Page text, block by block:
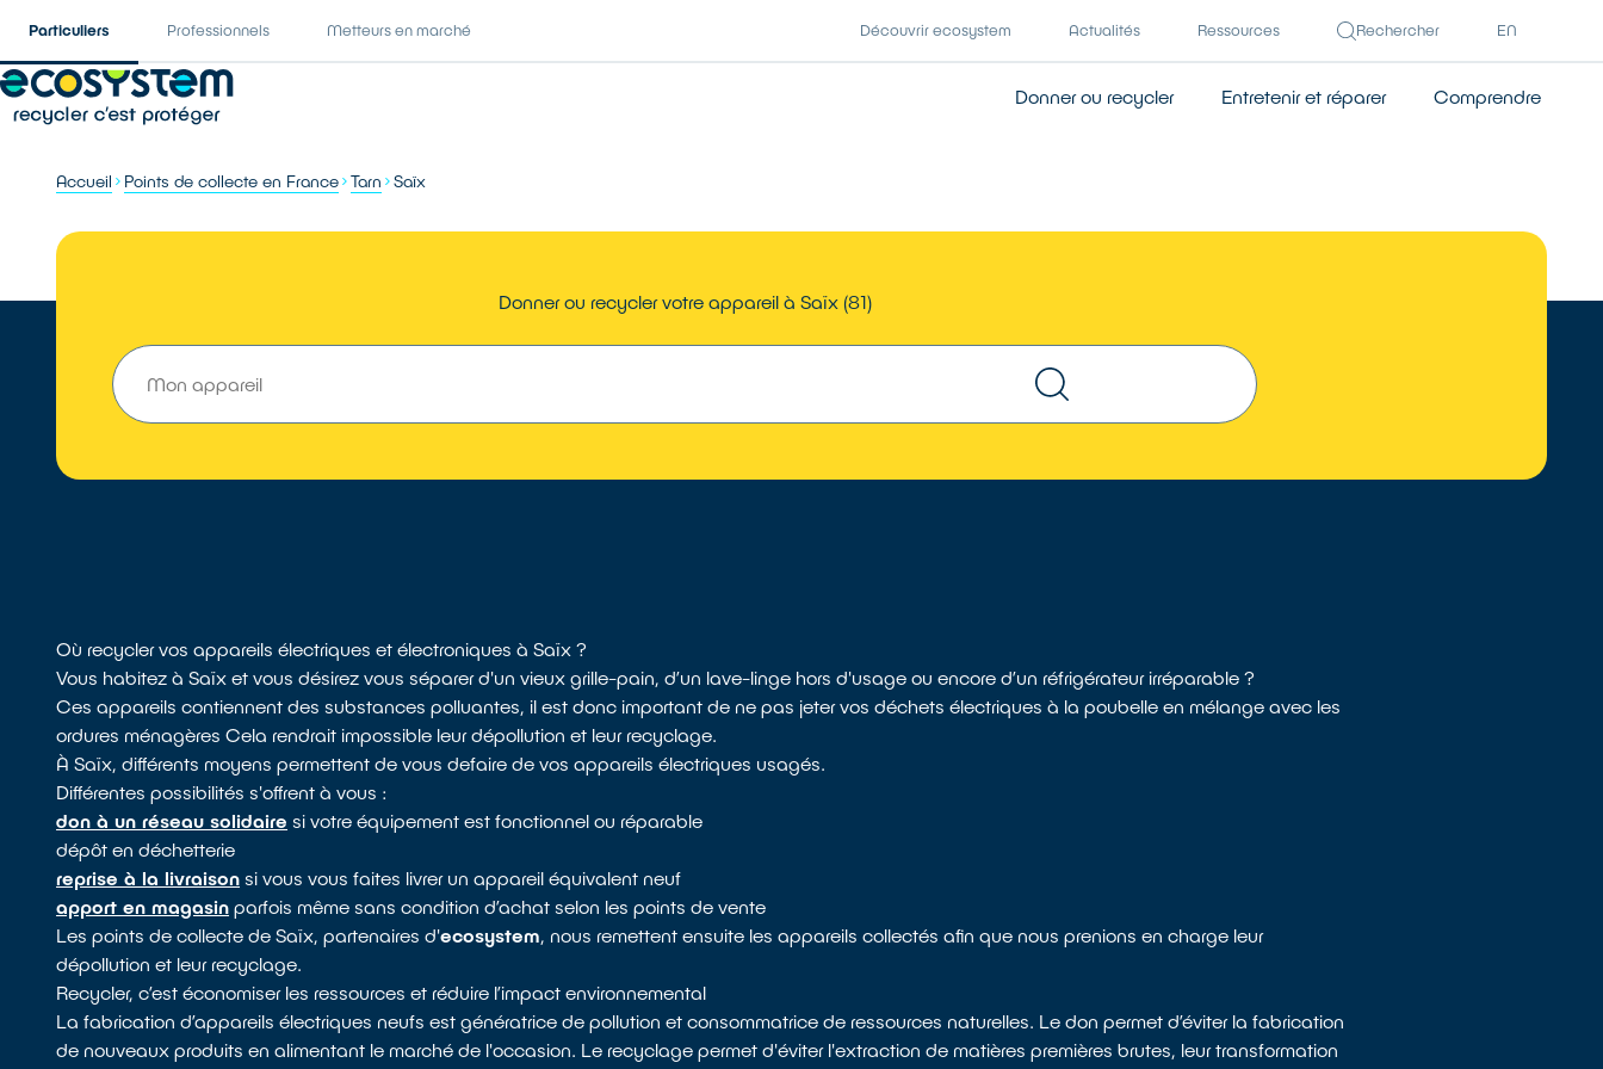
Particuliers Professionnels Metteurs en marché Découvrir ecosystem Actualités Ressources Rechercher EN
Donner ou recycler Entretenir et réparer Comprendre
Accueil Points de collecte en France Tarn Saïx
Donner ou recycler votre appareil à Saïx (81)
Où recycler vos appareils électriques et électroniques à Saïx ?
Vous habitez à Saïx et vous désirez vous séparer d'un vieux grille-pain, d’un lave-linge hors d'usage ou encore d’un réfrigérateur irréparable ?
Ces appareils contiennent des substances polluantes, il est donc important de ne pas jeter vos déchets électriques à la poubelle en mélange avec les
ordures ménagères Cela rendrait impossible leur dépollution et leur recyclage.
À Saïx, différents moyens permettent de vous defaire de vos appareils électriques usagés.
Différentes possibilités s'offrent à vous :
don à un réseau solidaire si votre équipement est fonctionnel ou réparable
dépôt en déchetterie
reprise à la livraison si vous vous faites livrer un appareil équivalent neuf
apport en magasin parfois même sans condition d’achat selon les points de vente
Les points de collecte de Saïx, partenaires d'ecosystem, nous remettent ensuite les appareils collectés afin que nous prenions en charge leur
dépollution et leur recyclage.
Recycler, c’est économiser les ressources et réduire l’impact environnemental
La fabrication d’appareils électriques neufs est génératrice de pollution et consommatrice de ressources naturelles. Le don permet d’éviter la fabrication
de nouveaux produits en alimentant le marché de l'occasion. Le recyclage permet d'éviter l'extraction de matières premières brutes, leur transformation